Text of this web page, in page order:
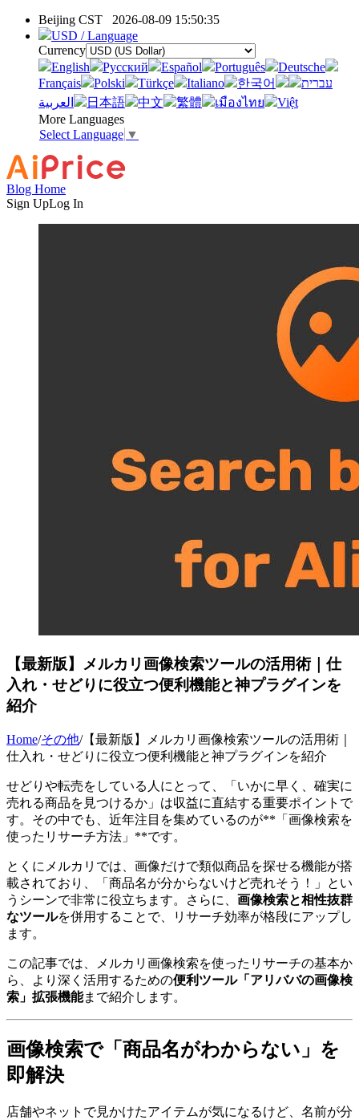
Beijing CST 2026-08-09 15:50:35
USD / Language
Currency
English
Pусский Español Português
Deutsche
Français
Polski Türkçe Italiano 한국어
עברית
العربية
日本語 中文 繁體 เมืองไทย
Việt
More Languages
Select Language ▼
Blog Home
Sign UpLog In
【最新版】メルカリ画像検索ツールの活用術｜仕
入れ・せどりに役立つ便利機能と神プラグインを
紹介
Home/その他/【最新版】メルカリ画像検索ツールの活用術｜
仕入れ・せどりに役立つ便利機能と神プラグインを紹介
せどりや転売をしている人にとって、「いかに早く、確実に
売れる商品を見つけるか」は収益に直結する重要ポイントで
す。その中でも、近年注目を集めているのが**「画像検索を
使ったリサーチ方法」**です。
とくにメルカリでは、画像だけで類似商品を探せる機能が搭
載されており、「商品名が分からないけど売れそう！」とい
うシーンで非常に役立ちます。さらに、 画像検索と相性抜群
なツールを併用することで、リサーチ効率が格段にアップし
ます。
この記事では、メルカリ画像検索を使ったリサーチの基本か
ら、より深く活用するための便利ツール「アリババの画像検
索」拡張機能まで紹介します。
画像検索で「商品名がわからない」を
即解決
店舗やネットで見かけたアイテムが気になるけど、名前が分